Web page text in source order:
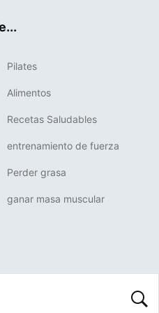
Pilates
Alimentos
Recetas Saludables
entrenamiento de fuerza
Perder grasa
ganar masa muscular